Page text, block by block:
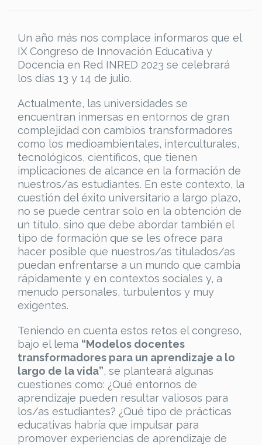
Un año más nos complace informaros que el
IX Congreso de Innovación Educativa y
Docencia en Red INRED 2023 se celebrará
los días 13 y 14 de julio.
Actualmente, las universidades se
encuentran inmersas en entornos de gran
complejidad con cambios transformadores
como los medioambientales, interculturales,
tecnológicos, científicos, que tienen
implicaciones de alcance en la formación de
nuestros/as estudiantes. En este contexto, la
cuestión del éxito universitario a largo plazo,
no se puede centrar solo en la obtención de
un título, sino que debe abordar también el
tipo de formación que se les ofrece para
hacer posible que nuestros/as titulados/as
puedan enfrentarse a un mundo que cambia
rápidamente y en contextos sociales y, a
menudo personales, turbulentos y muy
exigentes.
Teniendo en cuenta estos retos el congreso,
bajo el lema “Modelos docentes
transformadores para un aprendizaje a lo
largo de la vida”, se planteará algunas
cuestiones como: ¿Qué entornos de
aprendizaje pueden resultar valiosos para
los/as estudiantes? ¿Qué tipo de prácticas
educativas habría que impulsar para
promover experiencias de aprendizaje de